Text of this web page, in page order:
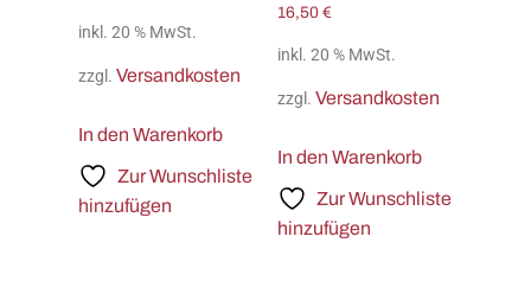
inkl. 20 % MwSt.
zzgl. Versandkosten
In den Warenkorb
Zur Wunschliste
hinzufügen
16,50 €
inkl. 20 % MwSt.
zzgl. Versandkosten
In den Warenkorb
Zur Wunschliste
hinzufügen